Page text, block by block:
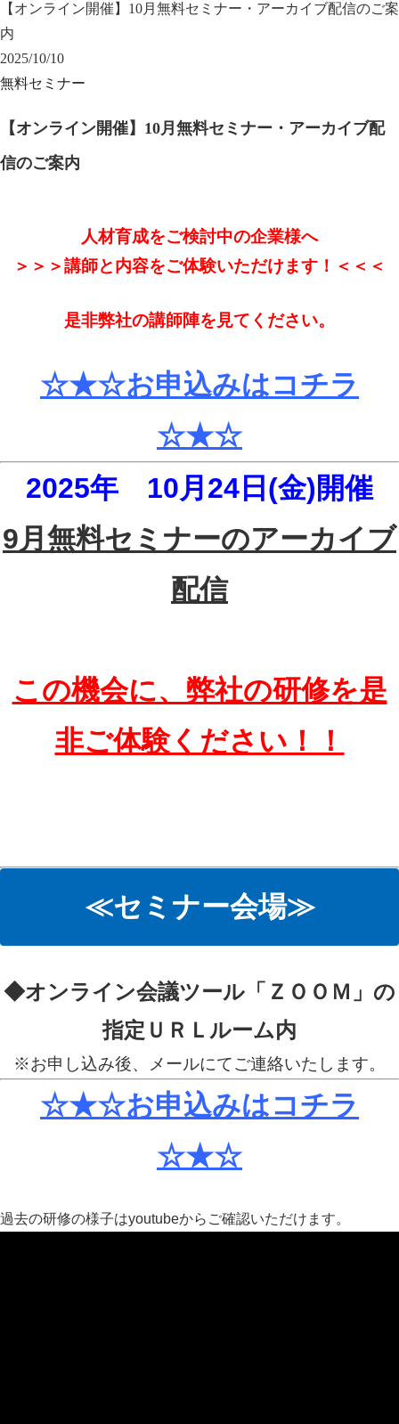
【オンライン開催】10月無料セミナー・アーカイブ配信のご案
内
2025/10/10
無料セミナー
【オンライン開催】10月無料セミナー・アーカイブ配
信のご案内
人材育成をご検討中の企業様へ
＞＞＞講師と内容をご体験いただけます！＜＜＜
是非弊社の講師陣を見てください。
☆★☆お申込みはコチラ
☆★☆
2025年 10月24日(金)開催
9月無料セミナーのアーカイブ
配信
この機会に、弊社の研修を是
非ご体験ください！！
≪セミナー会場≫
◆オンライン会議ツール「ＺＯＯＭ」の
指定ＵＲＬルーム内
※お申し込み後、メールにてご連絡いたします。
☆★☆お申込みはコチラ
☆★☆
過去の研修の様子はyoutubeからご確認いただけます。